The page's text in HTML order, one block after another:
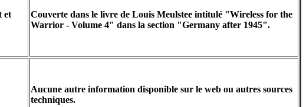
et
Couverte dans le livre de Louis Meulstee intitulé "Wireless for the
Warrior - Volume 4" dans la section "Germany after 1945".
Aucune autre information disponible sur le web ou autres sources
techniques.